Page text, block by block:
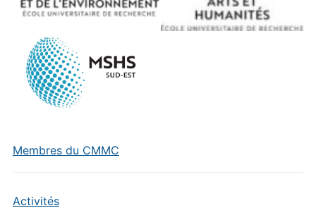
Membres du CMMC
Activités